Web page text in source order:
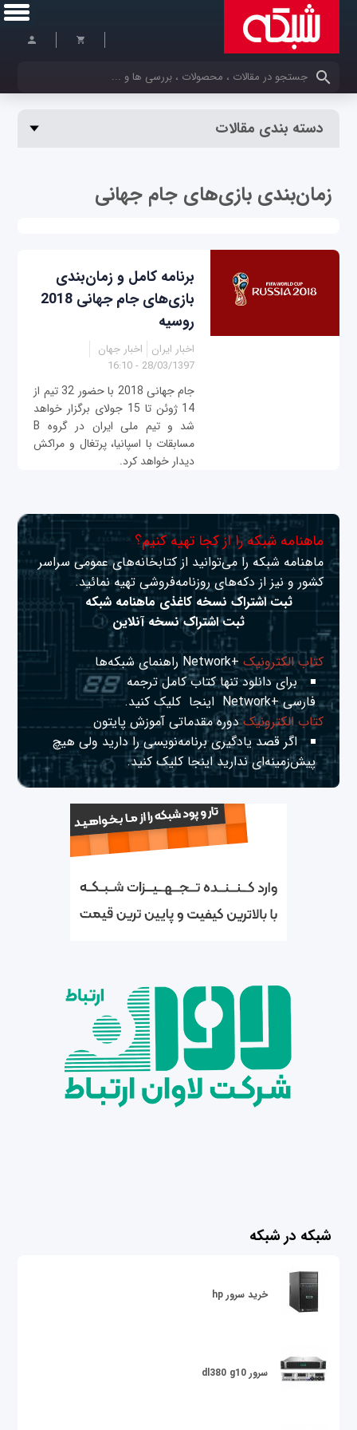
کلمات کلیدی خود را وارد کنید
دسته بندی مقالات
زمان‌بندی بازی‌های جام جهانی
برنامه کامل و زمان‌بندی
بازی‌های جام جهانی 2018
روسیه
اخبار ایران
اخبار جهان
28/03/1397 - 16:10
جام جهانی 2018 با حضور 32 تیم از
14 ژوئن تا 15 جولای برگزار خواهد
شد و تیم ملی ایران در گروه B
مسابقات با اسپانیا، پرتغال و مراکش
دیدار خواهد کرد.
ماهنامه شبکه را از کجا تهیه کنیم؟
ماهنامه شبکه را می‌توانید از کتابخانه‌های عمومی سراسر
کشور و نیز از دکه‌های روزنامه‌فروشی تهیه نمائید.
ثبت اشتراک نسخه کاغذی ماهنامه شبکه
ثبت اشتراک نسخه آنلاین
کتاب الکترونیک+Network راهنمای شبکه‌ها
برای دانلود تنها کتاب کامل ترجمه
فارسی +Network
اینجا کلیک کنید.
کتاب الکترونیکدوره مقدماتی آموزش پایتون
اگر قصد یادگیری برنامه‌نویسی را دارید ولی هیچ
پیش‌زمینه‌ای نداریداینجا کلیک کنید.
شبکه در شبکه
خرید سرور hp
سرور dl380 g10